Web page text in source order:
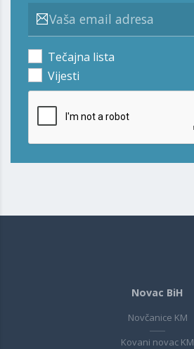
Tečajna lista
Vijesti
Novac BiH
Novčanice KM
Kovani novac KM